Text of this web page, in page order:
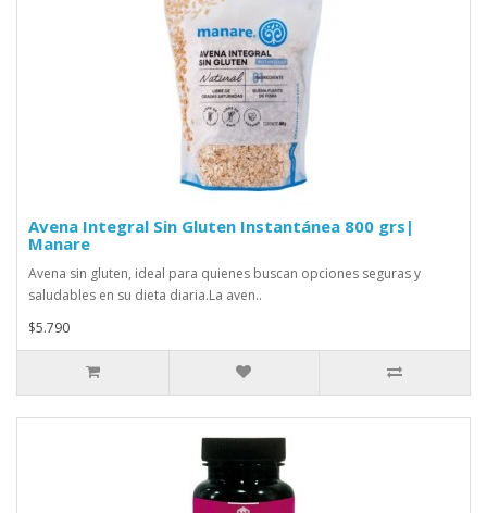
Avena Integral Sin Gluten Instantánea 800 grs|
Manare
Avena sin gluten, ideal para quienes buscan opciones seguras y
saludables en su dieta diaria.La aven..
$5.790